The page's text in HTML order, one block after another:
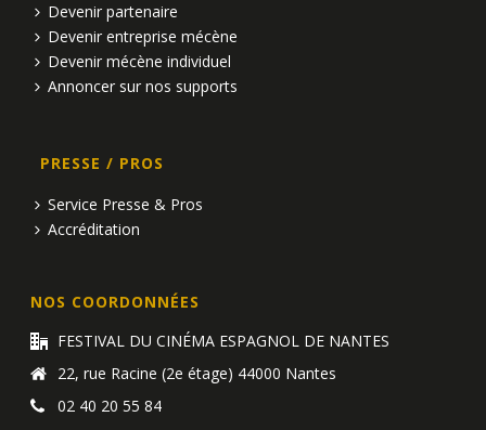
Devenir partenaire
Devenir entreprise mécène
Devenir mécène individuel
Annoncer sur nos supports
PRESSE / PROS
Service Presse & Pros
Accréditation
NOS COORDONNÉES
FESTIVAL DU CINÉMA ESPAGNOL DE NANTES
22, rue Racine (2e étage) 44000 Nantes
02 40 20 55 84